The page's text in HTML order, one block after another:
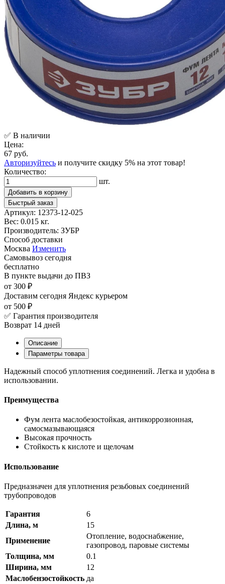
✅ В наличии
Цена:
67 руб.
Авторизуйтесь и получите скидку 5% на этот товар!
Количество:
шт.
Добавить в корзину
Быстрый заказ
Артикул: 12373-12-025
Вес: 0.015 кг.
Производитель: ЗУБР
Способ доставки
Москва Изменить
Самовывоз сегодня
бесплатно
В пункте выдачи до ПВЗ
от 300 ₽
Доставим сегодня Яндекс курьером
от 500 ₽
✅ Гарантия производителя
Возврат 14 дней
Описание
Параметры товара
Надежный способ уплотнения соединений. Легка и удобна в
использовании.
Преимущества
Фум лента маслобезостойкая, антикоррозионная,
самосмазывающаяся
Высокая прочность
Стойкость к кислоте и щелочам
Использование
Предназначен для уплотнения резьбовых соединений
трубопроводов
Гарантия
6
Длина, м
15
Применение
Отопление, водоснабжение,
газопровод, паровые системы
Толщина, мм
0.1
Ширина, мм
12
Маслобензостойкость да